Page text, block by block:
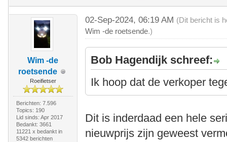
Wim -de
roetsende
Roeifietser
Berichten: 7.596
Topics: 190
Lid sinds: Apr 2017
Bedankt: 3661
11221 x bedankt in
5342 berichten
02-Sep-2024, 06:19 AM (Dit bericht is
Wim -de roetsende.)
Bob Hagendijk schreef:
Ik hoop dat de verkoper
Dit is inderdaad een hele
nieuwprijs zijn geweest